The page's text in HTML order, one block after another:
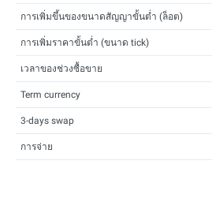
การเพิ่มขึ้นของขนาดสัญญาขั้นต่ำ (ล็อต)
การเพิ่มราคาขั้นต่ำ (ขนาด tick)
เวลาของช่วงซื้อขาย
Term currency
3-days swap
การจ่าย